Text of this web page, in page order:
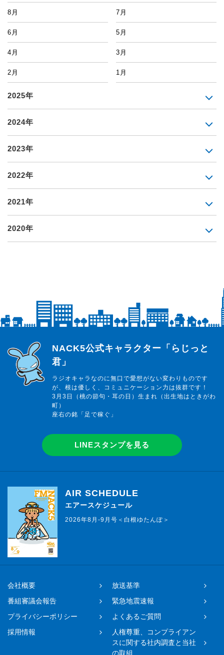
8月 7月
6月 5月
4月 3月
2月 1月
2025年
2024年
2023年
2022年
2021年
2020年
らじっと君
NACK5公式キャラクター「らじっと
君」
ラジオキャラなのに無口で愛想がない変わりものです
が、根は優しく、コミュニケーション力は抜群です！
3月3日（桃の節句・耳の日）生まれ（出生地はときがわ
町）
座右の銘「足で稼ぐ」
LINEスタンプを見る
AIR SCHEDULE
エアースケジュール
2026年8月-9月号＜白根ゆたんぽ＞
会社概要
放送基準
番組審議会報告
緊急地震速報
プライバシーポリシー
よくあるご質問
採用情報
人権尊重、コンプライアン
スに関する社内調査と当社
の取組